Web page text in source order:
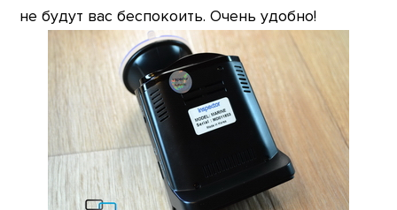
не будут вас беспокоить. Очень удобно!